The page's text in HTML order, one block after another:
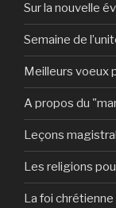
Sur la nouvelle
Semaine de
Meilleurs voeux
A propos du
Leçons
Les religions
La foi chrétienne